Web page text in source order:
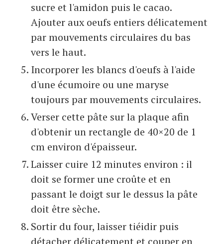
sucre et l'amidon puis le cacao.
Ajouter aux oeufs entiers délicatement
par mouvements circulaires du bas
vers le haut.
Incorporer les blancs d'oeufs à l'aide
d'une écumoire ou une maryse
toujours par mouvements circulaires.
Verser cette pâte sur la plaque afin
d'obtenir un rectangle de 40×20 de 1
cm environ d'épaisseur.
Laisser cuire 12 minutes environ : il
doit se former une croûte et en
passant le doigt sur le dessus la pâte
doit être sèche.
Sortir du four, laisser tiéidir puis